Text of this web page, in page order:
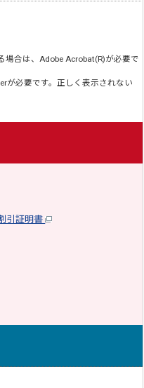
場合は、Adobe Acrobat(R)が必要で
が必要です。正しく表示されない
引証明書